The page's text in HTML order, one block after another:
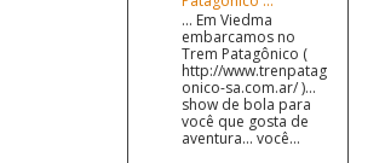
... Em Viedma
embarcamos no
Trem Patagônico (
http://www.trenpatag
onico-sa.com.ar/ )...
show de bola para
você que gosta de
aventura... você...